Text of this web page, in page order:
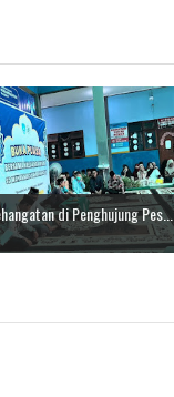
di Penghujung Pes...